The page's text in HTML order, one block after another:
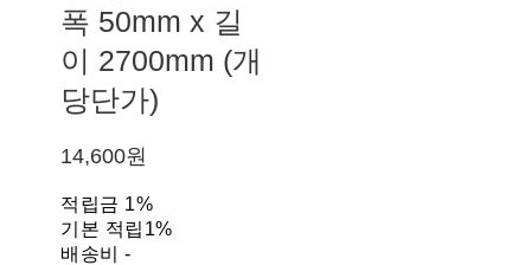
폭 50mm x 길
이 2700mm (개
당단가)
14,600원
적립금 1%
기본 적립 1%
배송비-